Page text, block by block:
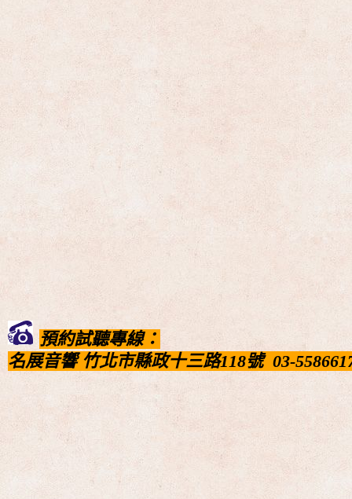
預約試聽專線：
名展音響 竹北市縣政十三路118號 03-